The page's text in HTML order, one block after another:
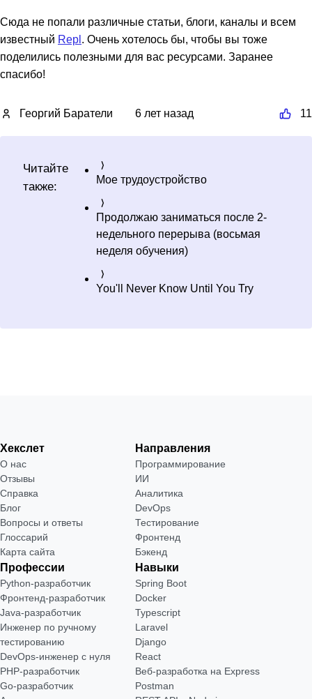
Сюда не попали различные статьи, блоги, каналы и всем
известный Repl. Очень хотелось бы, чтобы вы тоже
поделились полезными для вас ресурсами. Заранее
спасибо!
Георгий Баратели 6 лет назад 11
Читайте
также:
Мое трудоустройство
Продолжаю заниматься после 2-
недельного перерыва (восьмая
неделя обучения)
You'll Never Know Until You Try
Хекслет
О нас
Отзывы
Справка
Блог
Вопросы и ответы
Глоссарий
Карта сайта
Направления
Программирование
ИИ
Аналитика
DevOps
Тестирование
Фронтенд
Бэкенд
Профессии
Python-разработчик
Фронтенд-разработчик
Java-разработчик
Инженер по ручному
тестированию
DevOps-инженер с нуля
РНР-разработчик
Go-разработчик
Навыки
Spring Boot
Docker
Typescript
Laravel
Django
React
Веб-разработка на Express
Postman